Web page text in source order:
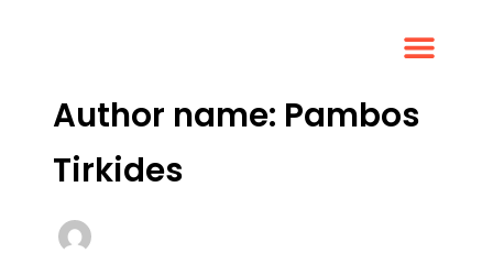
Author name: Pambos
Tirkides